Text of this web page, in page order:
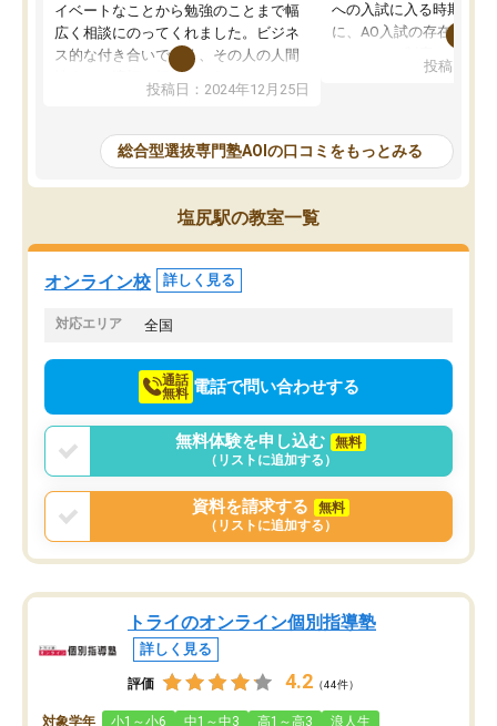
イベートなことから勉強のことまで幅
広く相談にのってくれました。ビジネ
ス的な付き合いでなく、その人の人間
性までを適切に把握し、むきあってい
るなぁと強く感じることできました。
と相談すると、他の先生も紹介してく
ださり、客観的なアドバイスもいただ
くことができました（志望理由・自己
PR等の添削において）。そして、なに
より自習室が解放されている点がよか
ったです。友達と好きな時間に自習
し、お互いを高めあえる環境がありま
投稿日：2024年12月25日
への入試に入る時期に差
に、AO入試の存在を息
たことから、AOIに入塾
で、AO入試を改めて知
それに対しての具体的な
ことでした。更に子供の
けてらっしゃいますので
投稿日：
総合型選抜専門塾AOIの口コミをもっとみる
塩尻駅の教室一覧
オンライン校 詳しく見る
対応エリア 全国
通話
無料 電話で問い合わせする
無料体験を申し込む
無料
（リストに追加する）
資料を請求する
無料
（リストに追加する）
トライのオンライン個別指導塾
詳しく見る
評価 4.2 （44件）
対象学年 小1～小6 中1～中3 高1～高3 浪人生